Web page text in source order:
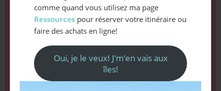
comme quand vous utilisez ma page
Ressources pour réserver votre itinéraire ou
faire des achats en ligne!
Oui, je le veux! J’m’en vais aux
îles!